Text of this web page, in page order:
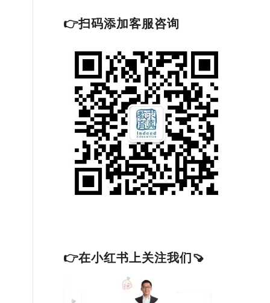
👉扫码添加客服咨询
👉在小红书上关注我们🍠